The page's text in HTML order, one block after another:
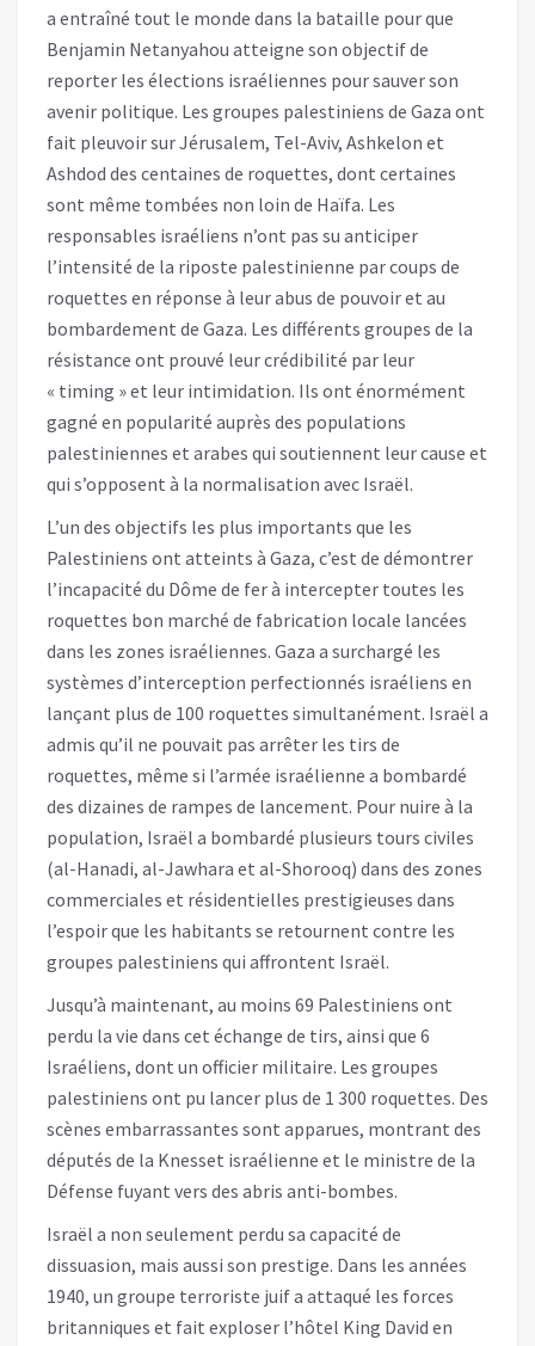
a entraîné tout le monde dans la bataille pour que
Benjamin Netanyahou atteigne son objectif de
reporter les élections israéliennes pour sauver son
avenir politique. Les groupes palestiniens de Gaza ont
fait pleuvoir sur Jérusalem, Tel-Aviv, Ashkelon et
Ashdod des centaines de roquettes, dont certaines
sont même tombées non loin de Haïfa. Les
responsables israéliens n’ont pas su anticiper
l’intensité de la riposte palestinienne par coups de
roquettes en réponse à leur abus de pouvoir et au
bombardement de Gaza. Les différents groupes de la
résistance ont prouvé leur crédibilité par leur
« timing » et leur intimidation. Ils ont énormément
gagné en popularité auprès des populations
palestiniennes et arabes qui soutiennent leur cause et
qui s’opposent à la normalisation avec Israël.
L’un des objectifs les plus importants que les
Palestiniens ont atteints à Gaza, c’est de démontrer
l’incapacité du Dôme de fer à intercepter toutes les
roquettes bon marché de fabrication locale lancées
dans les zones israéliennes. Gaza a surchargé les
systèmes d’interception perfectionnés israéliens en
lançant plus de 100 roquettes simultanément. Israël a
admis qu’il ne pouvait pas arrêter les tirs de
roquettes, même si l’armée israélienne a bombardé
des dizaines de rampes de lancement. Pour nuire à la
population, Israël a bombardé plusieurs tours civiles
(al-Hanadi, al-Jawhara et al-Shorooq) dans des zones
commerciales et résidentielles prestigieuses dans
l’espoir que les habitants se retournent contre les
groupes palestiniens qui affrontent Israël.
Jusqu’à maintenant, au moins 69 Palestiniens ont
perdu la vie dans cet échange de tirs, ainsi que 6
Israéliens, dont un officier militaire. Les groupes
palestiniens ont pu lancer plus de 1 300 roquettes. Des
scènes embarrassantes sont apparues, montrant des
députés de la Knesset israélienne et le ministre de la
Défense fuyant vers des abris anti-bombes.
Israël a non seulement perdu sa capacité de
dissuasion, mais aussi son prestige. Dans les années
1940, un groupe terroriste juif a attaqué les forces
britanniques et fait exploser l’hôtel King David en